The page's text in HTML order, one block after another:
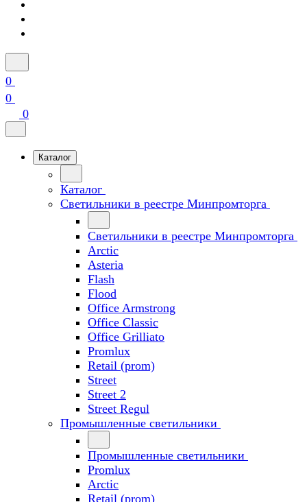
0
0
0
Каталог
Каталог
Светильники в реестре Минпромторга
Светильники в реестре Минпромторга
Arctic
Asteria
Flash
Flood
Office Armstrong
Office Classic
Office Grilliato
Promlux
Retail (prom)
Street
Street 2
Street Regul
Промышленные светильники
Промышленные светильники
Promlux
Arctic
Retail (prom)